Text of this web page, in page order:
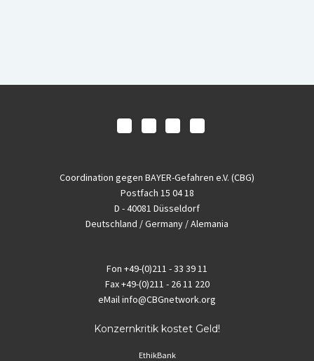
Coordination gegen BAYER-Gefahren e.V. (CBG)
Postfach 15 04 18
D - 40081 Düsseldorf
Deutschland / Germany / Alemania
Fon +49-(0)211 - 33 39 11
Fax+49-(0)211 - 26 11 220
eMailinfo@CBGnetwork.org
Konzernkritik kostet Geld!
EthikBank